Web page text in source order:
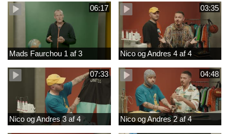
06:17
Mads Faurchou 1 af 3
03:35
Nico og Andres 4 af 4
07:33
Nico og Andres 3 af 4
04:48
Nico og Andres 2 af 4